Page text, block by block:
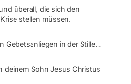
überall, die sich den
stellen müssen.
Gebetsanliegen in der Stille…
deinem Sohn Jesus Christus